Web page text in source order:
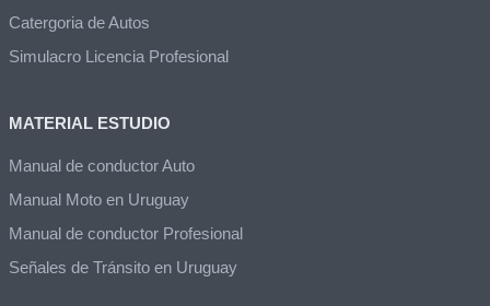
Catergoria de Autos
Simulacro Licencia Profesional
MATERIAL ESTUDIO
Manual de conductor Auto
Manual Moto en Uruguay
Manual de conductor Profesional
Señales de Tránsito en Uruguay